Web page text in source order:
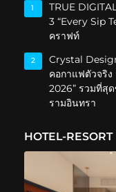
1
TRUE
3 “Every Sip
คราฟท์
2
Crystal
คอกาแฟตัวจริง
2026” รวมที่สุ
รามอินทรา
HOTEL-RESORT